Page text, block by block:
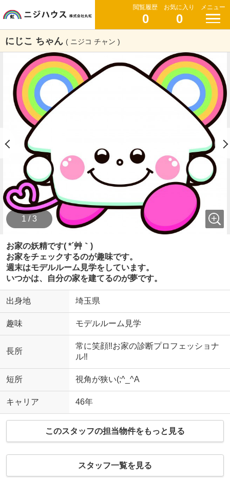
閲覧履歴
0
お気に入り
0
メニュー
にじこ ちゃん ( ニジコ チャン )
1 / 3
お家の妖精です( *´艸｀)
お家をチェックするのが趣味です。
週末はモデルルーム見学をしています。
いつかは、自分の家を建てるのが夢です。
出身地 埼玉県
趣味 モデルルーム見学
長所
常に笑顔‼お家の診断プロフェッショナ
ル‼
短所 視角が狭い(;^_^A
キャリア 46年
このスタッフの担当物件をもっと見る
スタッフ一覧を見る